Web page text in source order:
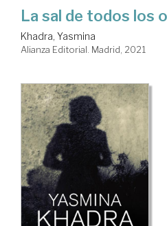
La sal de todos los
Khadra, Yasmina
Alianza Editorial. Madrid, 2021